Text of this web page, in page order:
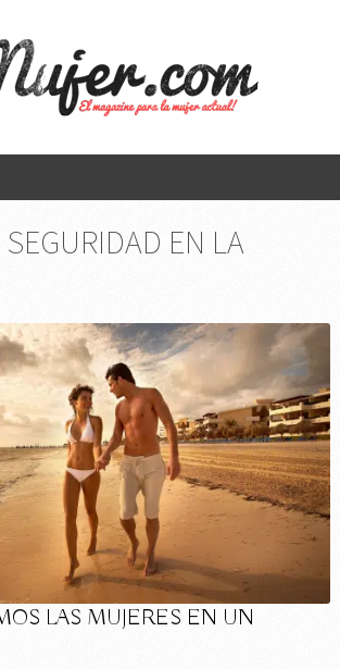
SEGURIDAD EN LA
LAS MUJERES EN UN